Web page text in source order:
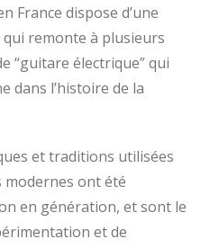
France dispose d’une
remonte à plusieurs
“guitare électrique” qui
dans l’histoire de la
et traditions utilisées
ont été
en génération, et sont le
et de